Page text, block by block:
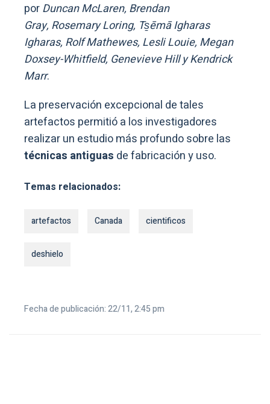
porDuncan McLaren, Brendan
Gray, Rosemary Loring, Ts̱ēmā Igharas
Igharas, Rolf Mathewes, Lesli Louie, Megan
Doxsey-Whitfield, Genevieve Hill y Kendrick
Marr.
La preservación excepcional de tales
artefactos permitió a los investigadores
realizar un estudio más profundo sobre las
técnicas antiguas de fabricación y uso.
Temas relacionados:
artefactos Canada cientificos
deshielo
Fecha de publicación: 22/11, 2:45 pm